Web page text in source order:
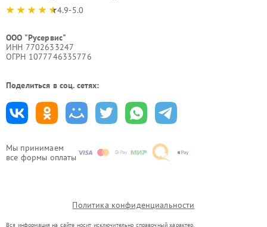
Мы принимаем
все формы оплаты
4.9-5.0
ООО "Русервис"
ИНН 7702633247
ОГРН 1077746335776
Поделиться в соц. сетях:
Политика конфиденциальности
Вся информация на сайте носит исключительно справочный характер.